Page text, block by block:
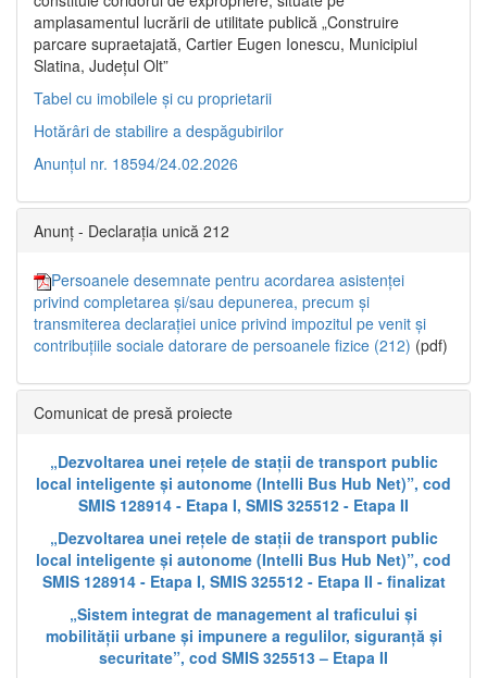
amplasamentul lucrării de utilitate publică „Construire
parcare supraetajată, Cartier Eugen Ionescu, Municipiul
Slatina, Județul Olt”
Tabel cu imobilele și cu proprietarii
Hotărâri de stabilire a despăgubirilor
Anunțul nr. 18594/24.02.2026
Anunț - Declarația unică 212
Persoanele desemnate pentru acordarea asistenței
privind completarea și/sau depunerea, precum și
transmiterea declarației unice privind impozitul pe venit și
contribuțiile sociale datorare de persoanele fizice (212) (pdf)
Comunicat de presă proiecte
„Dezvoltarea unei rețele de stații de transport public
local inteligente și autonome (Intelli Bus Hub Net)”, cod
SMIS 128914 - Etapa I, SMIS 325512 - Etapa II
„Dezvoltarea unei rețele de stații de transport public
local inteligente și autonome (Intelli Bus Hub Net)”, cod
SMIS 128914 - Etapa I, SMIS 325512 - Etapa II - finalizat
„Sistem integrat de management al traficului și
mobilității urbane și impunere a regulilor, siguranță și
securitate”, cod SMIS 325513 – Etapa II